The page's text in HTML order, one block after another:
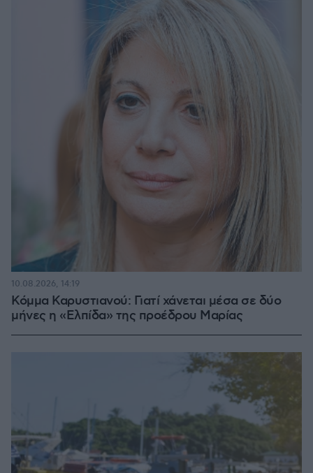
Κόμμα Καρυστιανού: Γιατί χάνεται μέσα σε δύο
μήνες η «Ελπίδα» της προέδρου Μαρίας
10.08.2026, 14:19